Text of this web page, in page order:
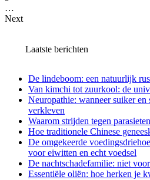
…
Next
Laatste berichten
De lindeboom: een natuurlijk
Van kimchi tot zuurkool: de
Neuropathie: wanneer suiker en
verkleven
Waarom strijden tegen
Hoe traditionele Chinese
De omgekeerde
voor eiwitten en echt voedsel
De nachtschadefamilie: niet
Essentiële oliën: hoe herken je